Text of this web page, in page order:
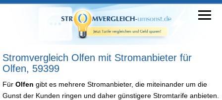
Stromvergleich Olfen mit Stromanbieter für
Olfen, 59399
Für Olfen gibt es mehrere Stromanbieter, die miteinander um die
Gunst der Kunden ringen und daher günstigere Stromtarife anbieten.